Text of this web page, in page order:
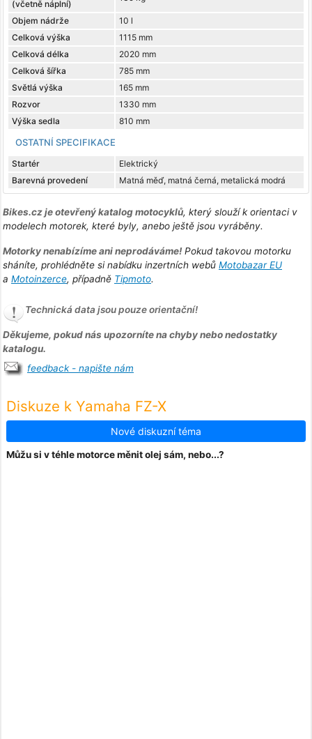
(včetně náplní)
Objem nádrže
10 l
Celková výška
1115 mm
Celková délka
2020 mm
Celková šířka
785 mm
Světlá výška
165 mm
Rozvor
1330 mm
Výška sedla
810 mm
OSTATNÍ SPECIFIKACE
Startér
Elektrický
Barevná provedení
Matná měď, matná černá, metalická modrá
Bikes.cz je otevřený katalog motocyklů, který slouží k orientaci v
modelech motorek, které byly, anebo ještě jsou vyráběny.
Motorky nenabízíme ani neprodáváme!Pokud takovou motorku
sháníte, prohlédněte si nabídku inzertních webů Motobazar EU
a Motoinzerce, případně Tipmoto.
Technická data jsou pouze orientační!
Děkujeme, pokud nás upozorníte na chyby nebo nedostatky
katalogu.
feedback - napište nám
Diskuze k Yamaha FZ-X
Nové diskuzní téma
Můžu si v téhle motorce měnit olej sám, nebo...?